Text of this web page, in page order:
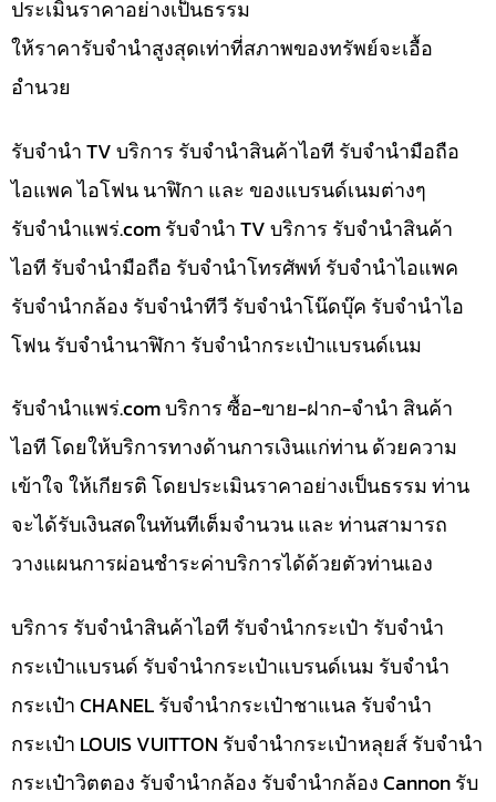
ประเมินราคาอย่างเป็นธรรม
ให้ราคารับจำนำสูงสุดเท่าที่สภาพของทรัพย์จะเอื้อ
อำนวย
รับจำนำ TV บริการ รับจำนำสินค้าไอที รับจำนำมือถือ
ไอแพค ไอโฟน นาฬิกา และ ของแบรนด์เนมต่างๆ
รับจํานําแพร่.com รับจำนำ TV บริการ รับจำนำสินค้า
ไอที รับจำนำมือถือ รับจำนำโทรศัพท์ รับจำนำไอแพค
รับจำนำกล้อง รับจำนำทีวี รับจำนำโน๊ดบุ๊ค รับจำนำไอ
โฟน รับจำนำนาฬิกา รับจำนำกระเป๋าแบรนด์เนม
รับจํานําแพร่.com บริการ ซื้อ-ขาย-ฝาก-จำนำ สินค้า
ไอที โดยให้บริการทางด้านการเงินแก่ท่าน ด้วยความ
เข้าใจ ให้เกียรติ โดยประเมินราคาอย่างเป็นธรรม ท่าน
จะได้รับเงินสดในทันทีเต็มจำนวน และ ท่านสามารถ
วางแผนการผ่อนชำระค่าบริการได้ด้วยตัวท่านเอง
บริการ รับจำนำสินค้าไอที รับจำนำกระเป๋า รับจำนำ
กระเป๋าแบรนด์ รับจำนำกระเป๋าแบรนด์เนม รับจำนำ
กระเป๋า CHANEL รับจำนำกระเป๋าชาแนล รับจำนำ
กระเป๋า LOUIS VUITTON รับจำนำกระเป๋าหลุยส์ รับจำนำ
กระเป๋าวิตตอง รับจำนำกล้อง รับจำนำกล้อง Cannon รับ